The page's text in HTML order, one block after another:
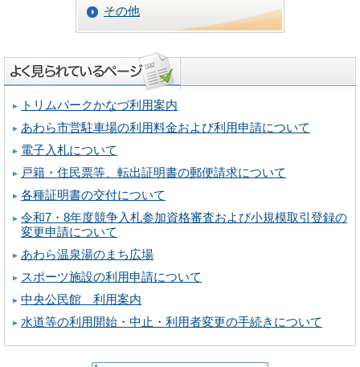
その他
トリムパークかなづ利用案内
あわら市営駐車場の利用料金および利用申請について
電子入札について
戸籍・住民票等、転出証明書の郵便請求について
各種証明書の交付について
令和7・8年度競争入札参加資格審査および小規模取引登録の
変更申請について
あわら温泉湯のまち広場
スポーツ施設の利用申請について
中央公民館 利用案内
水道等の利用開始・中止・利用者変更の手続きについて